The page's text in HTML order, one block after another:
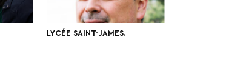
LYCÉE SAINT-JAMES.